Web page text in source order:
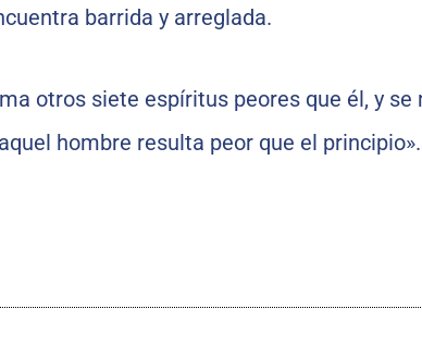
barrida y arreglada.
otros siete espíritus peores que él, y se
hombre resulta peor que el principio».